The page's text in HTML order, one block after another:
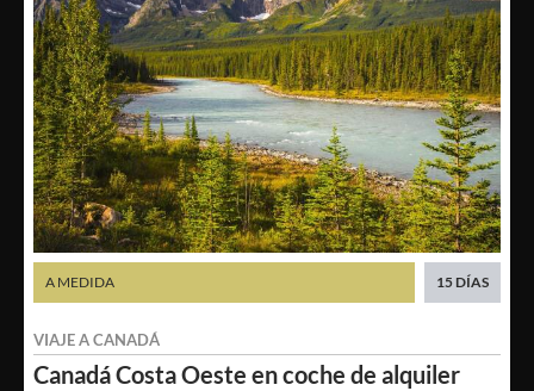
Canadá Costa Oeste en coche de alquiler
VIAJE ACANADÁ
A MEDIDA 15 DÍAS